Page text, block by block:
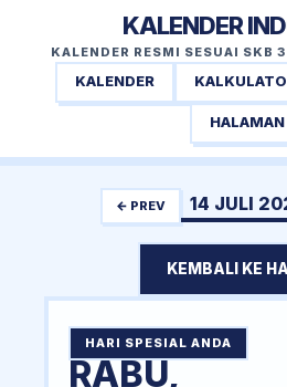
KALENDER
KALENDER RESMI SESUAI SKB
KALENDER
HALAMAN
← PREV 14 JULI
KEMBALI KE
HARI SPESIAL ANDA
RABU,